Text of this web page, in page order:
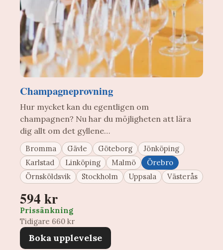
Champagneprovning
Hur mycket kan du egentligen om
champagnen? Nu har du möjligheten att lära
dig allt om det gyllene…
Bromma Gävle Göteborg
Jönköping
Karlstad
Linköping Malmö
Örebro
Örnsköldsvik
Stockholm Uppsala Västerås
594 kr
Prissänkning
Tidigare 660 kr
Boka upplevelse